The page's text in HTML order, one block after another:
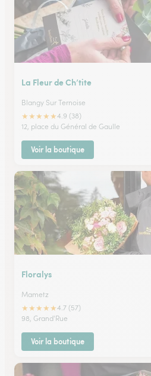
La Fleur de Ch’tite
Blangy Sur Ternoise
★★★★★4.9 (38)
12, place du Général de Gaulle
Voir la boutique
Floralys
Mametz
★★★★★4.7 (57)
98, Grand'Rue
Voir la boutique